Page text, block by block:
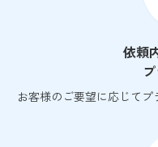
依頼
お客様のご要望に応じてプ